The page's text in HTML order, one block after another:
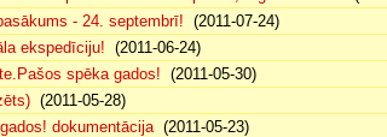
- 24. septembrī! (2011-07-24)
ekspedīciju! (2011-06-24)
spēka gados! (2011-05-30)
(2011-05-28)
dokumentācija(2011-05-23)